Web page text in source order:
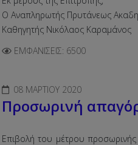
Ο Αναπληρωτής Πρυτάνεως
Καθηγητής Νικόλαος Καραμάνος
ΕΜΦΑΝΊΣΕΙΣ: 6500
08 ΜΑΡΤΊΟΥ 2020
Προσωρινή
Επιβολή του μέτρου